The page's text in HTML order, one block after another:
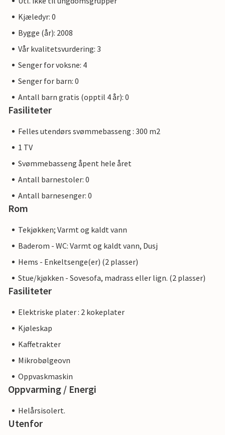
Kjæledyr: 0
Bygge (år): 2008
Vår kvalitetsvurdering: 3
Senger for voksne: 4
Senger for barn: 0
Antall barn gratis (opptil 4 år): 0
Fasiliteter
Felles utendørs svømmebasseng : 300 m2
1 TV
Svømmebasseng åpent hele året
Antall barnestoler: 0
Antall barnesenger: 0
Rom
Tekjøkken; Varmt og kaldt vann
Baderom - WC: Varmt og kaldt vann, Dusj
Hems - Enkeltsenge(er) (2 plasser)
Stue/kjøkken - Sovesofa, madrass eller lign. (2 plasser)
Fasiliteter
Elektriske plater : 2 kokeplater
Kjøleskap
Kaffetrakter
Mikrobølgeovn
Oppvaskmaskin
Oppvarming / Energi
Helårsisolert.
Utenfor